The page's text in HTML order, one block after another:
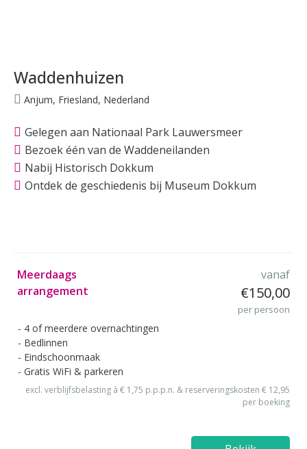
Waddenhuizen
Anjum, Friesland, Nederland
Gelegen aan Nationaal Park Lauwersmeer
Bezoek één van de Waddeneilanden
Nabij Historisch Dokkum
Ontdek de geschiedenis bij Museum Dokkum
Meerdaags
arrangement
vanaf
€150,00
per persoon
4 of meerdere overnachtingen
Bedlinnen
Eindschoonmaak
Gratis WiFi & parkeren
excl. verblijfsbelasting à € 1,75 p.p.p.n. & reserveringskosten € 12,95
per boeking